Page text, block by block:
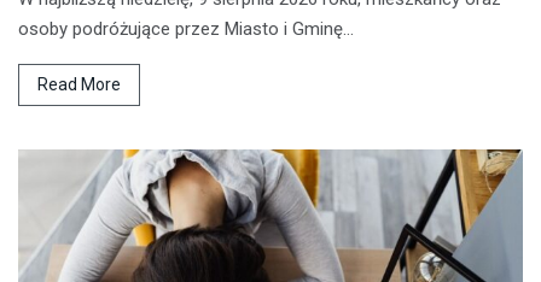
osoby podróżujące przez Miasto i Gminę…
Read More